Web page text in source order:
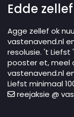
Edde
Agge zellef ok
vastenavend.nl
resolusie. 't
pooster et, meel
vastenavend.nl
Liefst minimaal
reejaksie @